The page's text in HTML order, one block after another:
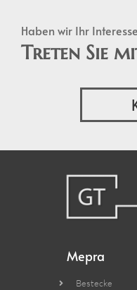
Haben wir Ihr
Treten Sie
Mepra
Bestecke